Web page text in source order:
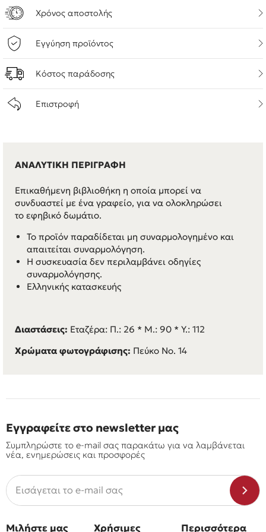
Χρόνος αποστολής
Εγγύηση προϊόντος
Κόστος παράδοσης
Επιστροφή
ΑΝΑΛΥΤΙΚΗ ΠΕΡΙΓΡΑΦΗ
Επικαθήμενη βιβλιοθήκη η οποία μπορεί να
συνδυαστεί με ένα γραφείο, για να ολοκληρώσει
το εφηβικό δωμάτιο.
Το προϊόν παραδίδεται μη συναρμολογημένο και
απαιτείται συναρμολόγηση.
Η συσκευασία δεν περιλαμβάνει οδηγίες
συναρμολόγησης.
Ελληνικής κατασκευής
Διαστάσεις: Εταζέρα: Π.: 26 * M.: 90 * Y.: 112
Χρώματα φωτογράφισης: Πεύκο Νο. 14
Εγγραφείτε στο newsletter μας
Συμπληρώστε το e-mail σας παρακάτω για να λαμβάνεται
νέα, ενημερώσεις και προσφορές
Μιλήστε μας Χρήσιμες Περισσότερα